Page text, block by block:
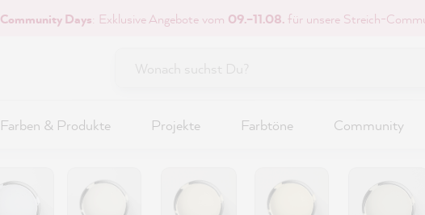
Community Days: Exklusive Angebote vom 09.–11.08.für unsere Streich-
Farben & Produkte Projekte Farbtöne Community